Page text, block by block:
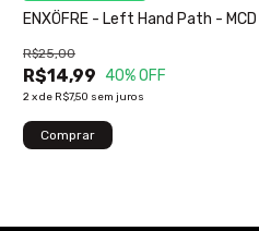
ENXÖFRE - Left Hand Path - MCD
R$14,99
R$25,00
40% OFF
2xde R$7,50 sem juros